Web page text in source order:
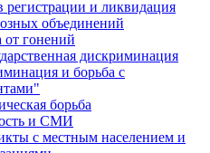
регистрации и ликвидация
объединений
от гонений
дискриминация
и борьба с
борьба
и СМИ
с местным населением и